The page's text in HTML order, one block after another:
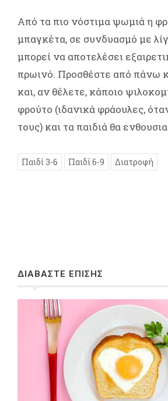
Από τα πιο νόστιμα ψωμιά η
μπαγκέτα, σε συνδυασμό με
μπορεί να αποτελέσει
πρωινό. Προσθέστε από πάνω
και, αν θέλετε, κάποιο
φρούτο (ιδανικά φράουλες,
τους) και τα παιδιά θα
Παιδί 3-6 Παιδί 6-9 Διατροφή
ΔΙΑΒΑΣΤΕ ΕΠΙΣΗΣ